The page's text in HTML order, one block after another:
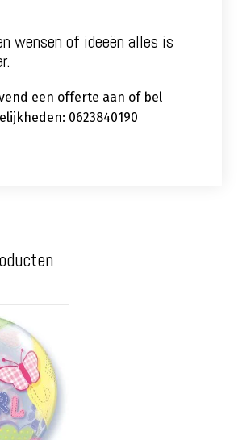
wensen of ideeën alles is
een offerte aan of bel
0623840190